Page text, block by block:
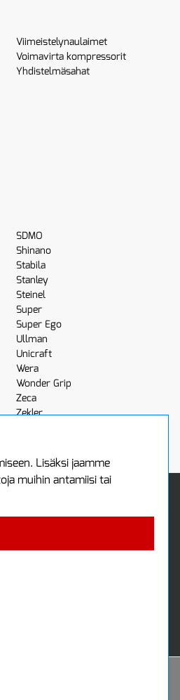
Viimeistelynaulaimet
Voimavirta kompressorit
Yhdistelmäsahat
SDMO
Shinano
Stabila
Stanley
Steinel
Super
Super Ego
Ullman
Unicraft
Wera
Wonder Grip
Zeca
Zekler
uutiskirjeemme
Lisäksi jaamme
muihin antamiisi tai